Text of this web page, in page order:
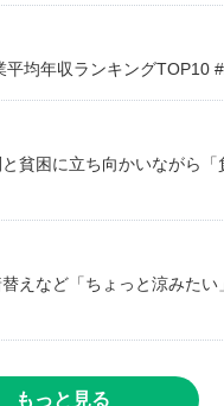
均年収ランキングTOP10
貧困に立ち向かいながら
えなど「ちょっと涼みた
もっと見る